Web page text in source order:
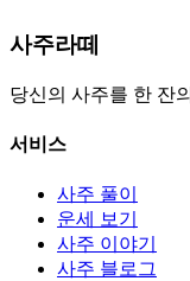
사주라떼
당신의 사주를 한 잔
서비스
사주 풀이
운세 보기
사주 이야기
사주 블로그